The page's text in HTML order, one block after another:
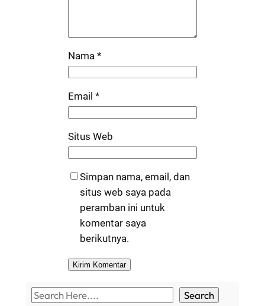
Nama*
Email*
Situs Web
Simpan nama, email, dan
situs web saya pada
peramban ini untuk
komentar saya
berikutnya.
S
Search